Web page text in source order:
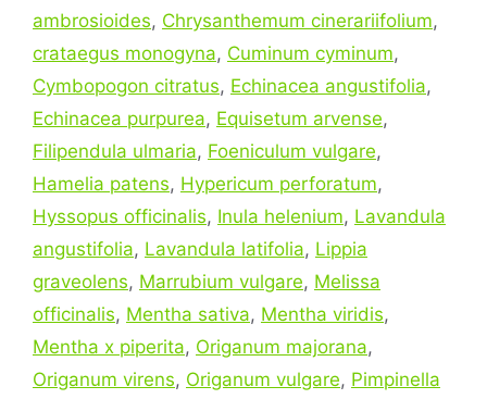
ambrosioides, Chrysanthemum cinerariifolium,
crataegus monogyna, Cuminum cyminum,
Cymbopogon citratus, Echinacea angustifolia,
Echinacea purpurea, Equisetum arvense,
Filipendula ulmaria, Foeniculum vulgare,
Hamelia patens, Hypericum perforatum,
Hyssopus officinalis, Inula helenium, Lavandula
angustifolia, Lavandula latifolia, Lippia
graveolens, Marrubium vulgare, Melissa
officinalis, Mentha sativa, Mentha viridis,
Mentha x piperita, Origanum majorana,
Origanum virens, Origanum vulgare, Pimpinella